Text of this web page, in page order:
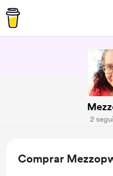
2
Comprar